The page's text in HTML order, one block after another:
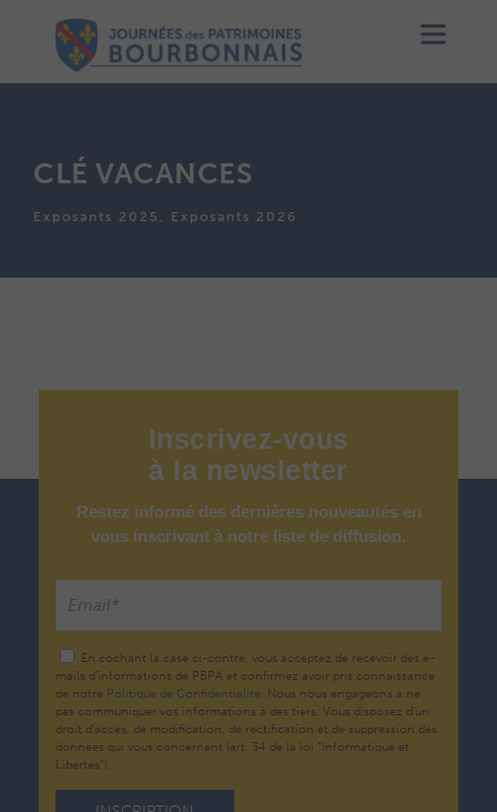
CLÉ VACANCES
Exposants 2025, Exposants 2026
Inscrivez-vous
à la newsletter
Restez informé des dernières nouveautés en
vous inscrivant à notre liste de diffusion.
En cochant la case ci-contre, vous acceptez de recevoir des e-
mails d’informations de PBPA et confirmez avoir pris connaissance
de notre Politique de Confidentialité. Nous nous engageons à ne
pas communiquer vos informations à des tiers. Vous disposez d'un
droit d'accès, de modification, de rectification et de suppression des
données qui vous concernent (art. 34 de la loi "Informatique et
Libertés").